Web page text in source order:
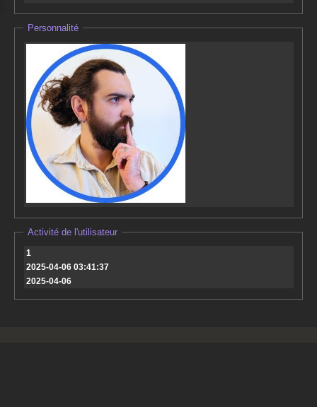
Personnalité
Activité de l'utilisateur
1
2025-04-06 03:41:37
2025-04-06